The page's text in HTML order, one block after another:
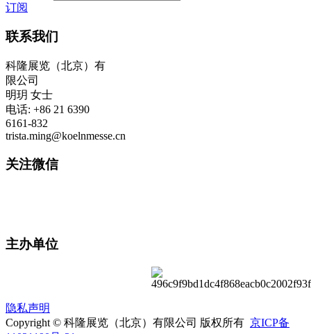
订阅
联系我们
科隆展览（北京）有
限公司
明玥 女士
电话: +86 21 6390
6161-832
trista.ming@koelnmesse.cn
关注微信
主办单位
隐私声明
Copyright © 科隆展览（北京）有限公司 版权所有 京ICP备